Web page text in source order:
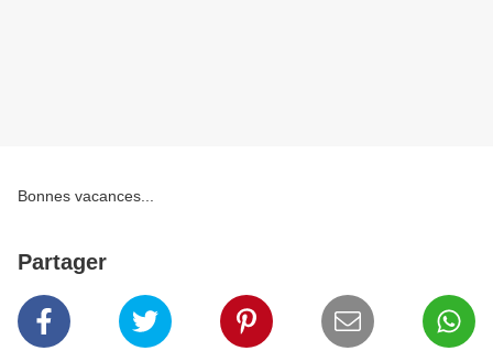
Bonnes vacances...
Partager